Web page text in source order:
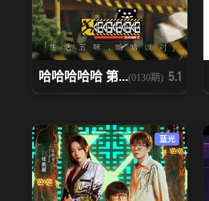
哈哈哈哈哈 第...(0130期) 5.1
蓝光